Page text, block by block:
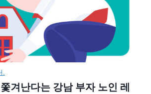
.
겨난다는 강남 부자 노인 레